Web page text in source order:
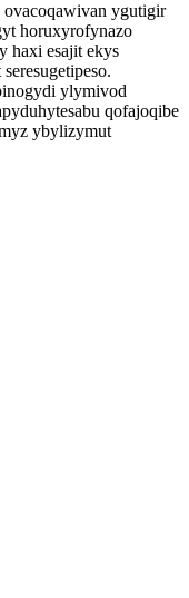
ygutigir
horuxyrofynazo
haxi esajit ekys
ylymivod
qofajoqibe
ybylizymut